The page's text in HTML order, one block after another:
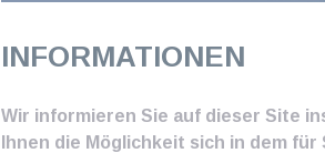
INFORMATIONEN
Wir informieren Sie auf dieser Site
Ihnen die Möglichkeit sich in dem